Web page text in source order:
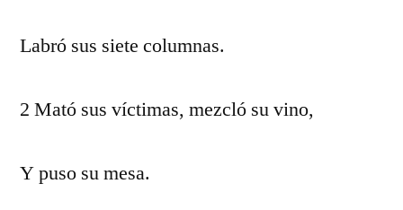
Labró sus siete columnas.
2 Mató sus víctimas, mezcló su vino,
Y puso su mesa.